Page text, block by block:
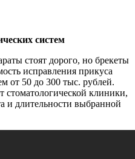
систем
стоят дорого, но брекеты
исправления прикуса
от 50 до 300 тыс. рублей.
стоматологической клиники,
и длительности выбранной